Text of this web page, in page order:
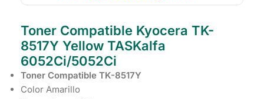
Toner Compatible Kyocera TK-
8517Y Yellow TASKalfa
6052Ci/5052Ci
Toner Compatible TK-8517Y
Color Amarillo